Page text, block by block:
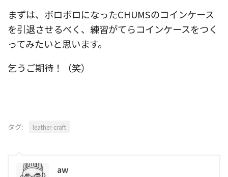
まずは、ボロボロになったCHUMSのコインケース
を引退させるべく、練習がてらコインケースをつく
ってみたいと思います。
乞うご期待！（笑）
タグ: leather-craft
aw